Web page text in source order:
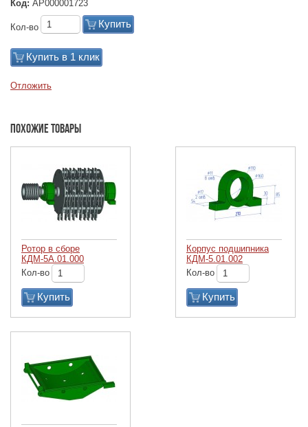
Код: АР000001723
Кол-во Купить
Купить в 1 клик
Отложить
Похожие товары
Ротор в сборе
КДМ-5А.01.000
Кол-во
Купить
Корпус подшипника
КДМ-5.01.002
Кол-во
Купить